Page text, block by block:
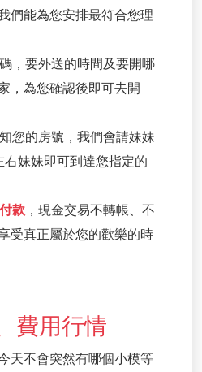
們能為您安排最符合您理
，要外送的時間及要開哪
，為您確認後即可去開
您的房號，我們會請妹妹
妹妹即可到達您指定的
款 ，現金交易不轉帳、不
受真正屬於您的歡樂的時
費用行情
天不會突然有哪個小模等